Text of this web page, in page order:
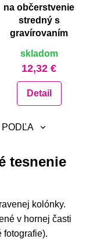
na občerstvenie
stredný s
gravírovaním
skladom
12,32 €
Detail
Z-A
tesnenie
kolónky.
v hornej časti
fotografie).